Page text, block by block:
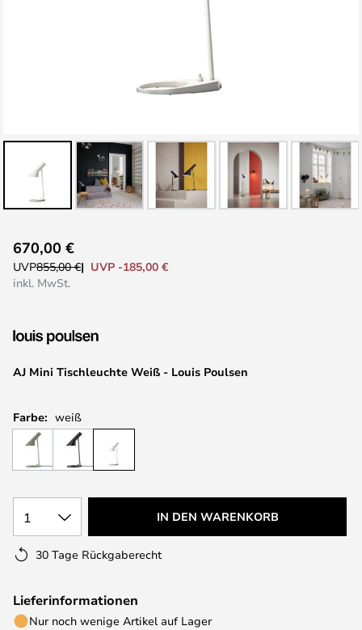
Anfang
der
AJ Mini Tischleuchte Weiß - Louis Poulsen
670,00 €
UVP855,00 €
UVP -185,00 €
inkl. MwSt.
Farbe: weiß
1 IN DEN WARENKORB
30 Tage Rückgaberecht
Lieferinformationen
Nur noch wenige Artikel auf Lager